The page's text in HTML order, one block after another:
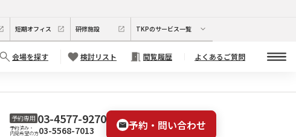
短期オフィス 研修施設 TKPのサービス一覧
会場を探す 検討リスト 閲覧履歴 よくあるご質問
予約専用 03-4577-9270
予約済み・
内見希望の方03-5568-7013 予約・問い合わせ